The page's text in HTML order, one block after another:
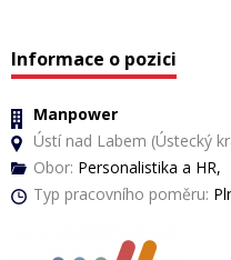
Informace o pozici
Manpower
Ústí nad Labem (Ústecký
Obor: Personalistika a HR,
Typ pracovního poměru: